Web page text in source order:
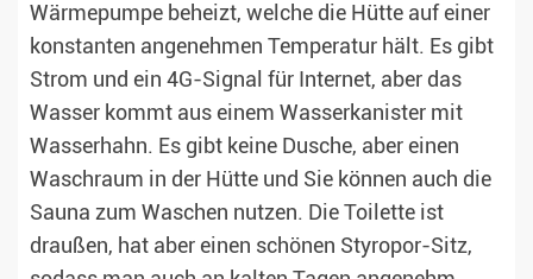
Wärmepumpe beheizt, welche die Hütte auf einer
konstanten angenehmen Temperatur hält. Es gibt
Strom und ein 4G-Signal für Internet, aber das
Wasser kommt aus einem Wasserkanister mit
Wasserhahn. Es gibt keine Dusche, aber einen
Waschraum in der Hütte und Sie können auch die
Sauna zum Waschen nutzen. Die Toilette ist
draußen, hat aber einen schönen Styropor-Sitz,